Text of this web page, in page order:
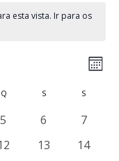
esta vista. Ir para os
dedo
Mês
Q QUINTA-FEIRA
SSEXTA-FEIRA
S
0
5
0
6
0
7
013
014